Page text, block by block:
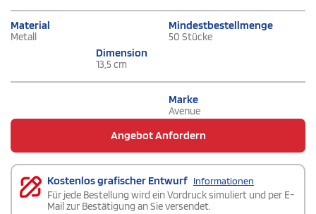
Material
Metall
Mindestbestellmenge
50 Stücke
Dimension
13,5 cm
Marke
Avenue
Angebot Anfordern
Kostenlos grafischer Entwurf Informationen
Für jede Bestellung wird ein Vordruck simuliert und per E-
Mail zur Bestätigung an Sie versendet.